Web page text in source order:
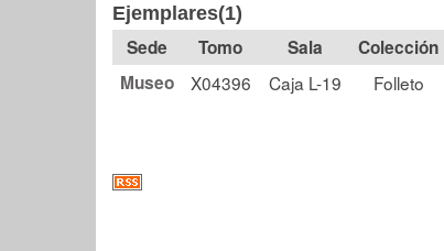
Ejemplares(1)
Tomo Sala Colección
Museo
X04396 Caja L-19 Folleto